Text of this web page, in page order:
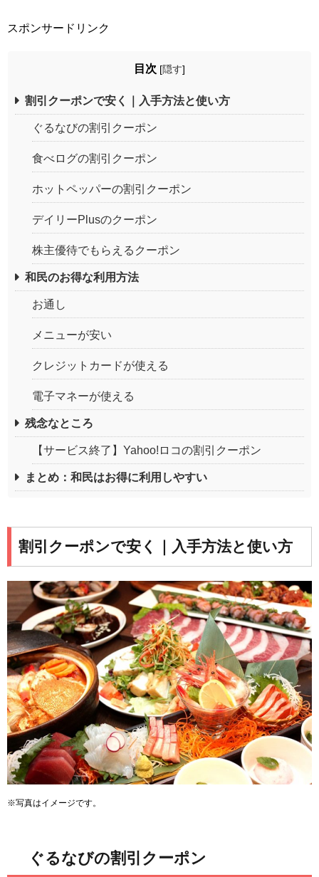
スポンサードリンク
目次 [隠す]
割引クーポンで安く｜入手方法と使い方
ぐるなびの割引クーポン
食べログの割引クーポン
ホットペッパーの割引クーポン
デイリーPlusのクーポン
株主優待でもらえるクーポン
和民のお得な利用方法
お通し
メニューが安い
クレジットカードが使える
電子マネーが使える
残念なところ
【サービス終了】Yahoo!ロコの割引クーポン
まとめ：和民はお得に利用しやすい
割引クーポンで安く｜入手方法と使い方
※写真はイメージです。
ぐるなびの割引クーポン